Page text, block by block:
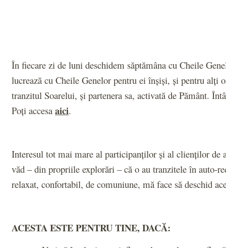
În fiecare zi de luni deschidem săptămâna cu Cheile
lucrează cu Cheile Genelor pentru ei înșiși, și pentru alți
tranzitul Soarelui, și partenera sa, activată de Pământ.
Poți accesa aici.
Interesul tot mai mare al participanților și al clienților de
văd – din propriile explorări – că o au tranzitele în auto-
relaxat, confortabil, de comuniune, mă face să deschid
ACESTA ESTE PENTRU TINE, DACĂ: